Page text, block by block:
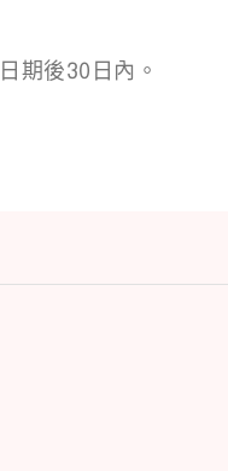
期後30日內。